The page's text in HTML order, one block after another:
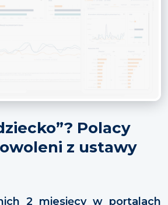
Polacy
z ustawy
2 miesięcy w portalach